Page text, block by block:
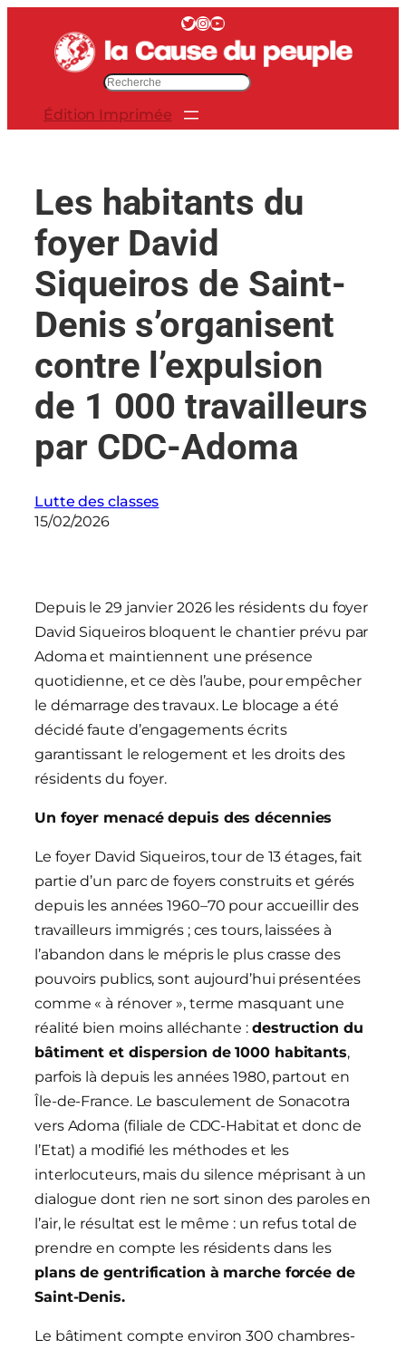
contenu
Twitter InstagramYouTube
e
r
Édition Imprimée
Les habitants du
foyer David
Siqueiros de Saint-
Denis s’organisent
contre l’expulsion
de 1 000 travailleurs
par CDC-Adoma
Lutte des classes
15/02/2026
Depuis le 29 janvier 2026 les résidents du foyer
David Siqueiros bloquent le chantier prévu par
Adoma et maintiennent une présence
quotidienne, et ce dès l’aube, pour empêcher
le démarrage des travaux. Le blocage a été
décidé faute d’engagements écrits
garantissant le relogement et les droits des
résidents du foyer.
Un foyer menacé depuis des décennies
Le foyer David Siqueiros, tour de 13 étages, fait
partie d’un parc de foyers construits et gérés
depuis les années 1960–70 pour accueillir des
travailleurs immigrés ; ces tours, laissées à
l’abandon dans le mépris le plus crasse des
pouvoirs publics, sont aujourd’hui présentées
comme « à rénover », terme masquant une
réalité bien moins alléchante : destruction du
bâtiment et dispersion de 1000 habitants,
parfois là depuis les années 1980, partout en
Île-de-France. Le basculement de Sonacotra
vers Adoma (filiale de CDC-Habitat et donc de
l’Etat) a modifié les méthodes et les
interlocuteurs, mais du silence méprisant à un
dialogue dont rien ne sort sinon des paroles en
l’air, le résultat est le même : un refus total de
prendre en compte les résidents dans les
plans de gentrification à marche forcée de
Saint-Denis.
Le bâtiment compte environ 300 chambres-